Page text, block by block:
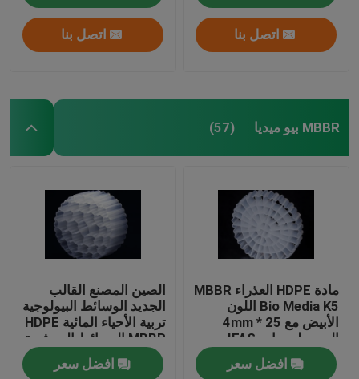
اتصل بنا اتصل بنا
MBBR بيو ميديا (57)
مادة HDPE العذراء MBBR
Bio Media K5 اللون
الأبيض مع 25 * 4mm
الحجم لمعدات IFAS
افضل سعر
الصين المصنع القالب
الجديد الوسائط البيولوجية
تربية الأحياء المائية HDPE
MBBR الوسائط المرشحة
البيولوجية حامل الكتلة
الحيوية الوسائط العائمة
افضل سعر